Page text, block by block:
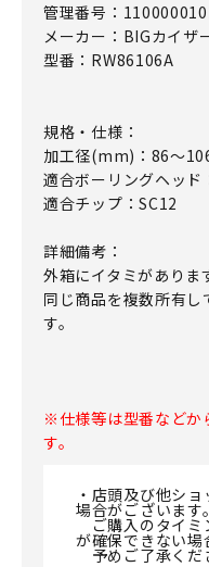
管理番号：
メーカー：BIGカイザ
型番：RW86106A
規格・仕様：
加工径(mm)：86～
適合ボーリングヘッ
適合チップ：SC12
詳細備考：
外箱にイタミがありま
同じ商品を複数所有
す。
※仕様等は型番などか
す。
・店頭及び他シ
場合がございます。
ご購入のタイミ
が確保できない場
予めご了承くだ